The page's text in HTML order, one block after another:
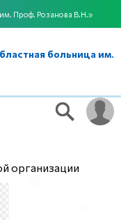
Проф. Розанова В.Н.»
больница им.
организации